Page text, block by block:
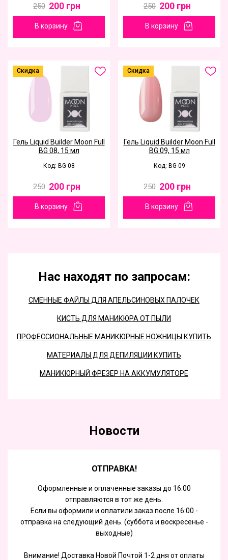
250 200 грн
В корзину
250 200 грн
В корзину
Скидка
Гель Liquid Builder Moon Full
BG 08, 15 мл
Код: BG 08
250 200 грн
В корзину
Скидка
Гель Liquid Builder Moon Full
BG 09, 15 мл
Код: BG 09
250 200 грн
В корзину
Нас находят по запросам:
СМЕННЫЕ ФАЙЛЫ ДЛЯ АПЕЛЬСИНОВЫХ ПАЛОЧЕК
КИСТЬ ДЛЯ МАНИКЮРА ОТ ПЫЛИ
ПРОФЕССИОНАЛЬНЫЕ МАНИКЮРНЫЕ НОЖНИЦЫ КУПИТЬ
МАТЕРИАЛЫ ДЛЯ ДЕПИЛЯЦИИ КУПИТЬ
МАНИКЮРНЫЙ ФРЕЗЕР НА АККУМУЛЯТОРЕ
Новости
ОТПРАВКА!
Оформленные и оплаченные заказы до 16:00
отправляются в тот же день.
Если вы оформили и оплатили заказ после 16:00 -
отправка на следующий день. (суббота и воскресенье -
выходные)
Внимание! Доставка Новой Почтой 1-2 дня от оплаты